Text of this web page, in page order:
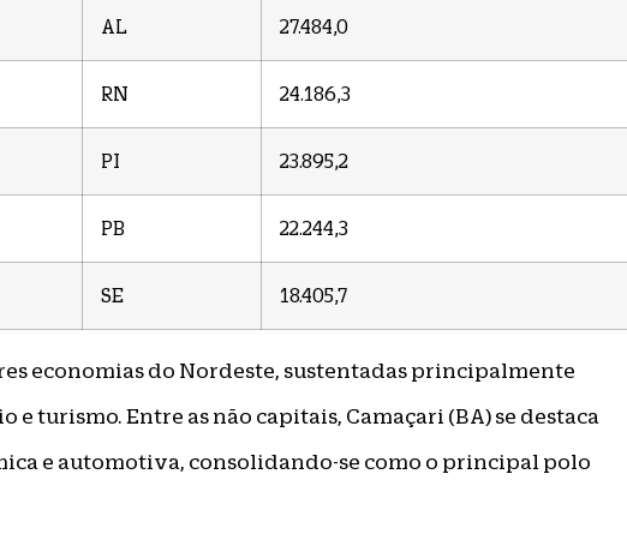
AL 27.484,0
RN 24.186,3
PI 23.895,2
PB 22.244,3
SE 18.405,7
economias do Nordeste, sustentadas principalmente
e turismo. Entre as não capitais, Camaçari (BA) se destaca
e automotiva, consolidando-se como o principal polo